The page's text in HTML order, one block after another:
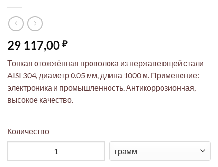
29 117,00 ₽
Тонкая отожжённая проволока из нержавеющей стали
AISI 304, диаметр 0.05 мм, длина 1000 м. Применение:
электроника и промышленность. Антикоррозионная,
высокое качество.
Количество